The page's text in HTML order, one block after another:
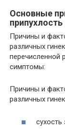
Основные
припухлость
Причины и
различных
перечисленной
симптомы:
Причины и
различных